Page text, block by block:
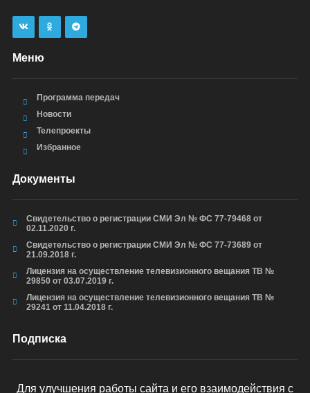
Меню
Программа передач
Новости
Телепроекты
Избранное
Документы
Свидетельство о регистрации СМИ Эл № ФС 77-79468 от
02.11.2020 г.
Свидетельство о регистрации СМИ Эл № ФС 77-73689 от
21.09.2018 г.
Лицензия на осуществление телевизионного вещания ТВ №
29850 от 03.07.2019 г.
Лицензия на осуществление телевизионного вещания ТВ №
29241 от 11.04.2018 г.
Подписка
Для улучшения работы сайта и его взаимодействия с